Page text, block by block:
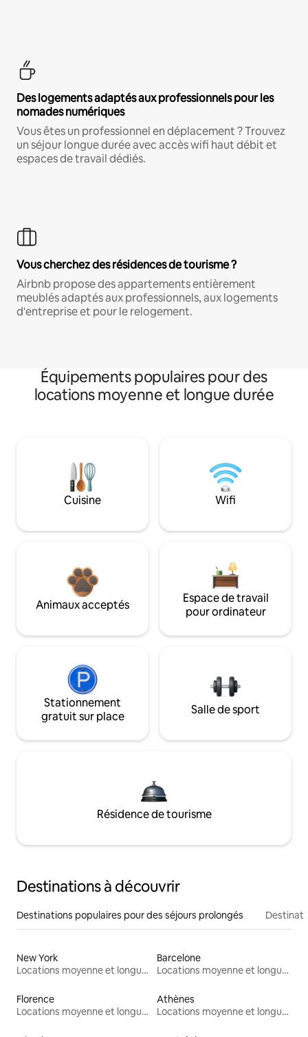
Des logements adaptés aux professionnels pour les
nomades numériques
Vous êtes un professionnel en déplacement ? Trouvez
un séjour longue durée avec accès wifi haut débit et
espaces de travail dédiés.
Vous cherchez des résidences de tourisme ?
Airbnb propose des appartements entièrement
meublés adaptés aux professionnels, aux logements
d'entreprise et pour le relogement.
Équipements populaires pour des
locations moyenne et longue durée
Cuisine Wifi
Animaux acceptés
Espace de travail
pour ordinateur
Stationnement
gratuit sur place
Salle de sport
Résidence de tourisme
Destinations à découvrir
Destinations populaires pour des séjours prolongés
New York
Locations moyenne et longue durée
Barcelone
Locations moyenne et longue durée
Florence
Locations moyenne et longue durée
Athènes
Locations moyenne et longue durée